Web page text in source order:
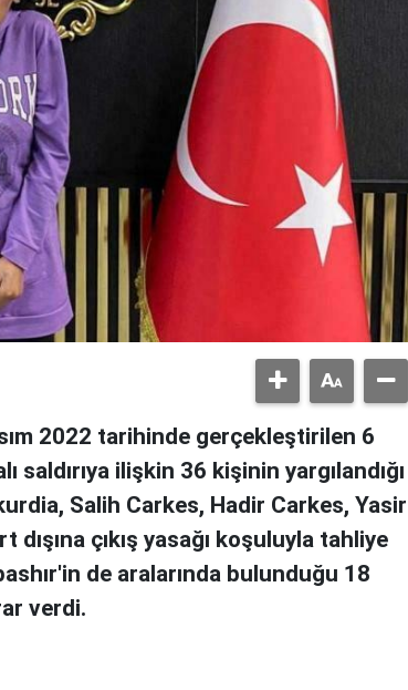
2022 tarihinde gerçekleştirilen 6
saldırıya ilişkin 36 kişinin yargılandığı
Salih Carkes, Hadir Carkes, Yasir
çıkış yasağı koşuluyla tahliye
de aralarında bulunduğu 18
verdi.